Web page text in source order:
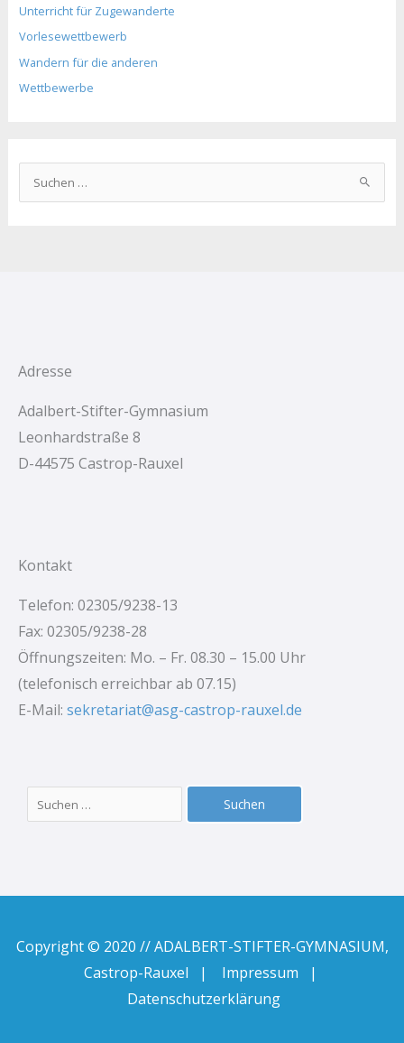
Unterricht für Zugewanderte
Vorlesewettbewerb
Wandern für die anderen
Wettbewerbe
u
c
:
Adresse
Adalbert-Stifter-Gymnasium
Leonhardstraße 8
D-44575 Castrop-Rauxel
Kontakt
Telefon: 02305/9238-13
Fax: 02305/9238-28
Öffnungszeiten: Mo. – Fr. 08.30 – 15.00 Uhr
(telefonisch erreichbar ab 07.15)
E-Mail: sekretariat@asg-castrop-rauxel.de
Suchen
nach:
Copyright © 2020 // ADALBERT-STIFTER-GYMNASIUM,
Castrop-Rauxel | Impressum
|
Datenschutzerklärung